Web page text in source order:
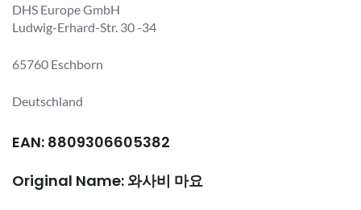
DHS Europe GmbH
Ludwig-Erhard-Str. 30 -34
65760 Eschborn
Deutschland
EAN: 8809306605382
Original Name: 와사비 마요